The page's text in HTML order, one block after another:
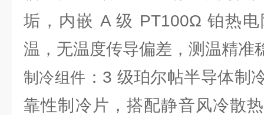
垢，内嵌 A 级 PT100Ω 铂热
温，无温度传导偏差，测温精准
制冷组件 ：3 级珀尔帖半导体制
靠性制冷片，搭配静音风冷散